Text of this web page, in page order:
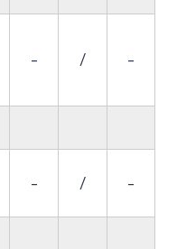
- / -
- / -